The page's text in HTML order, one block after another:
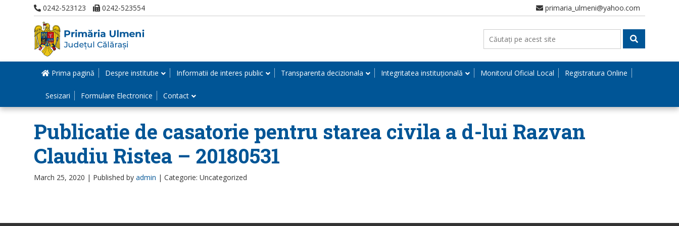
0242-523123 0242-523554 primaria_ulmeni@yahoo.com
Prima pagină Despre institutie Informatii de interes public Transparenta decizionala Integritatea instituțională Monitorul Oficial Local Registratura Online
Sesizari Formulare Electronice Contact
Publicatie de casatorie pentru starea civila a d-lui Razvan
Claudiu Ristea – 20180531
March 25, 2020 | Published by admin | Categorie: Uncategorized